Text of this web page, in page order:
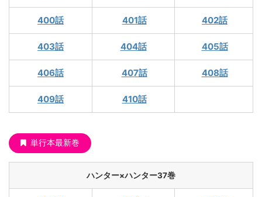
400話 401話 402話
403話 404話 405話
406話 407話 408話
409話 410話
単行本最新巻
ハンター×ハンター37巻